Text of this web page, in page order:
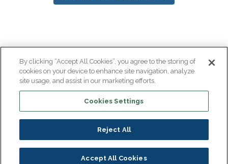
Pie de página Uruguay
Legal Note
By clicking “Accept All Cookies”, you agree to the storing of
cookies on your device to enhance site navigation, analyze
site usage, and assist in our marketing efforts.
Cookies Settings
Reject All
Accept All Cookies